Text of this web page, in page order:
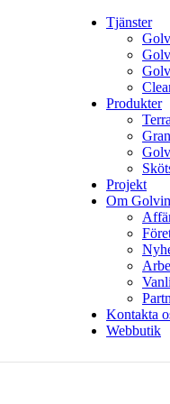
Tjänster
Produkter
Projekt
Om
Kontakta
Webbutik